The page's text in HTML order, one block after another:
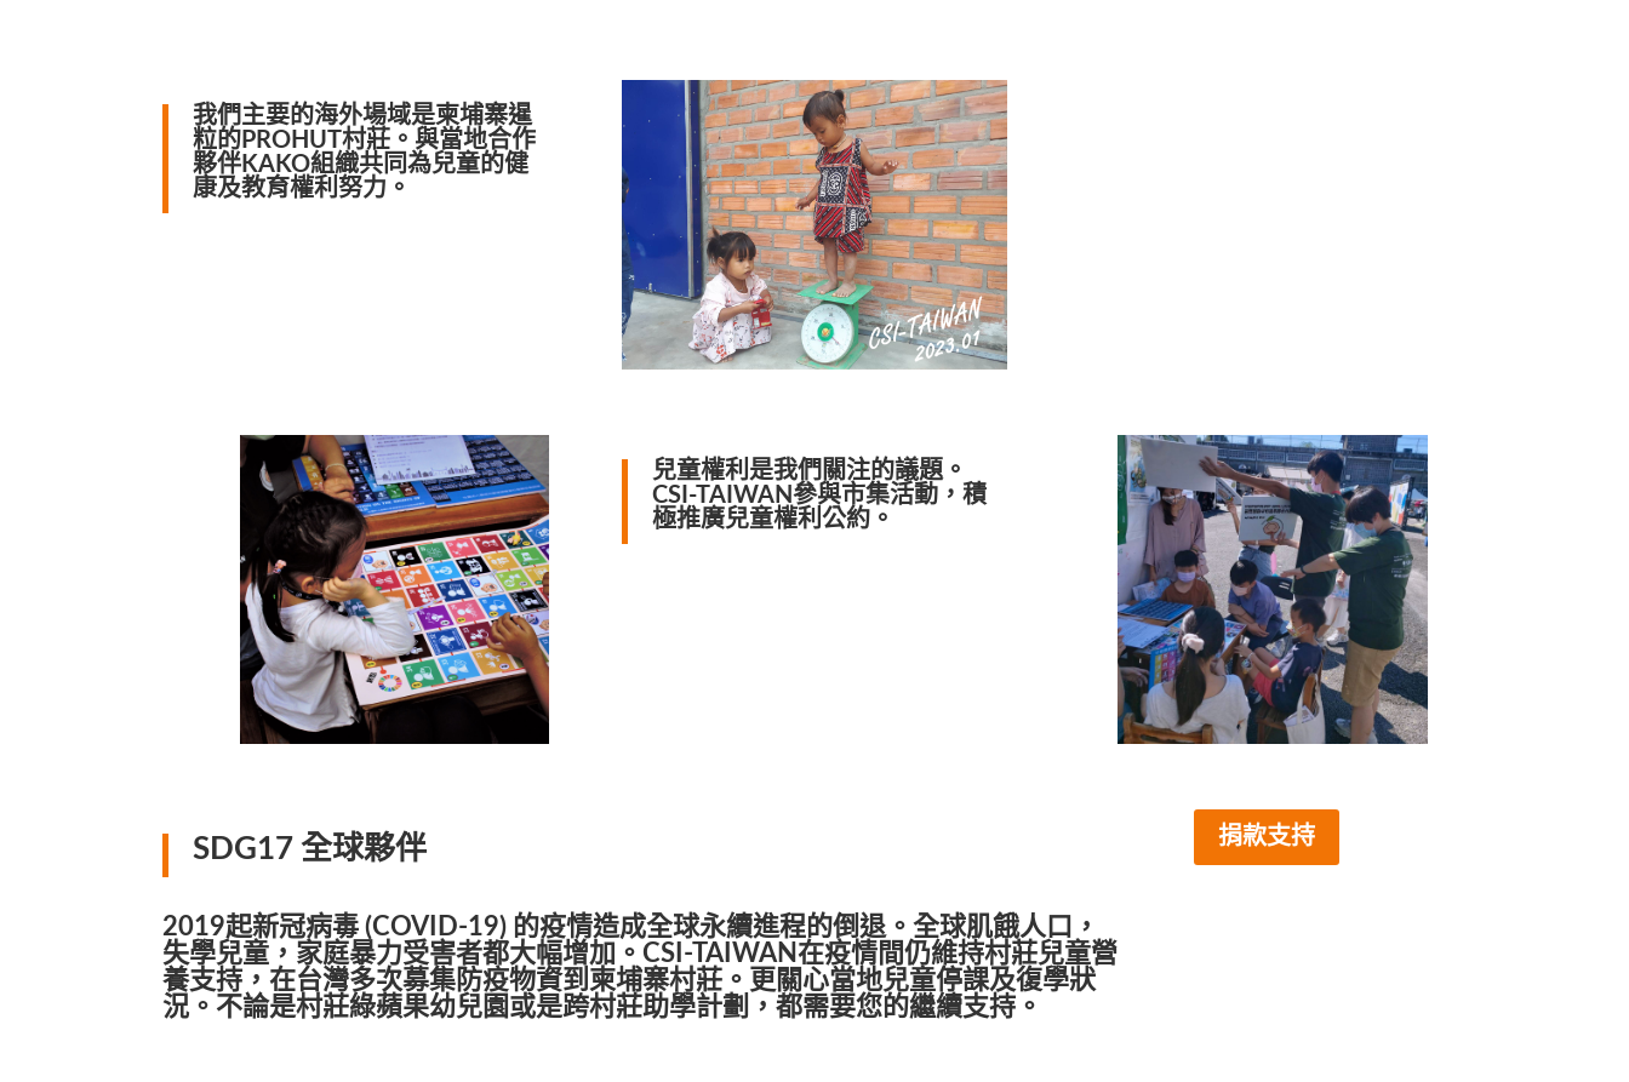
我們主要的海外場域是柬埔寨暹
粒的PROHUT村莊。與當地合作
夥伴KAKO組織共同為兒童的健
康及教育權利努力。
兒童權利是我們關注的議題。
CSI-TAIWAN參與市集活動，積
極推廣兒童權利公約。
SDG17 全球夥伴
2019起新冠病毒 (COVID-19) 的疫情造成全球永續進程的倒退。全球肌餓人口，
失學兒童，家庭暴力受害者都大幅增加。CSI-TAIWAN在疫情間仍維持村莊兒童營
養支持，在台灣多次募集防疫物資到柬埔寨村莊。更關心當地兒童停課及復學狀
況。不論是村莊綠蘋果幼兒園或是跨村莊助學計劃，都需要您的繼續支持。
捐款支持